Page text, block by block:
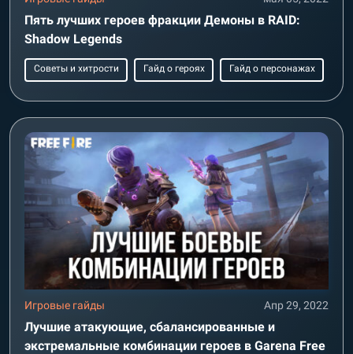
Пять лучших героев фракции Демоны в RAID:
Shadow Legends
Советы и хитрости Гайд о героях Гайд о персонажах
Игровые гайды Апр 29, 2022
Лучшие атакующие, сбалансированные и
экстремальные комбинации героев в Garena Free